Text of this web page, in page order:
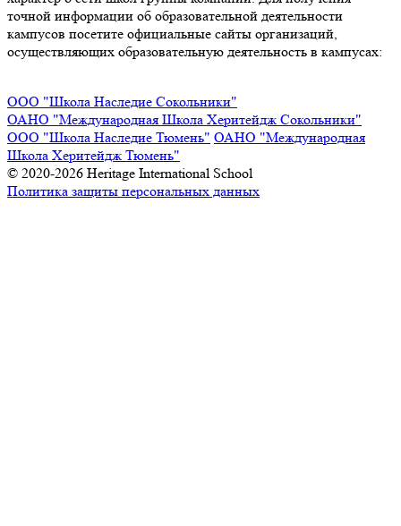
точной информации об образовательной деятельности
кампусов посетите официальные сайты организаций,
осуществляющих образовательную деятельность в кампусах:
ООО "Школа Наследие Сокольники"
ОАНО "Международная Школа Херитейдж Сокольники"
ООО "Школа Наследие Тюмень" ОАНО "Международная
Школа Херитейдж Тюмень"
© 2020-2026 Heritage International School
Политика защиты персональных данных